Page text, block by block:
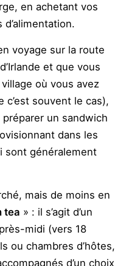
en achetant vos
voyage sur la route
et que vous
où vous avez
souvent le cas),
un sandwich
dans les
sont généralement
mais de moins en
tea » : il s’agit d’un
midi (vers 18
ou chambres d’hôtes,
d’un choix